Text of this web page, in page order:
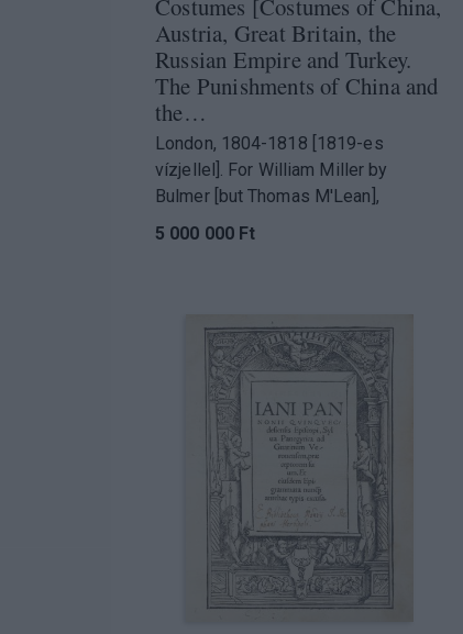
Costumes [Costumes of China,
Austria, Great Britain, the
Russian Empire and Turkey.
The Punishments of China and
the…
London, 1804-1818 [1819-es
vízjellel]. For William Miller by
Bulmer [but Thomas M'Lean],
5 000 000 Ft